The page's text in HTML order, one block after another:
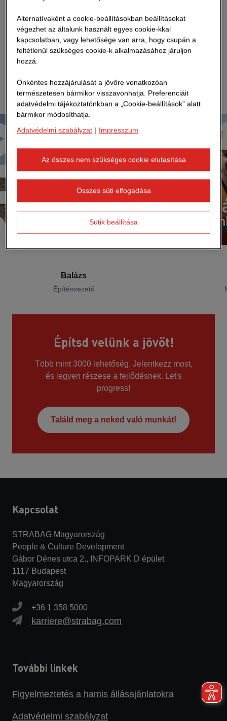
a csapatával, alvállalkozókkal, eligazítást tart, és
átbeszélik, hogy mit és hol építenek az adott
napon.
József, kőműves
József 2019 óta dolgozik a STRABAG-nál, a szerkezetépítő
csapatban, ahol a projekt elejétől a végéig, legyen az zsaluzás,
betonozás, felületek javítása, vagy akár a konténerbázisok
elköltöztetése.
Zsófia, szennyvíztechnológus
szennyvízelvezetés fejlesztése.
Alvállalkozók munkáját is koordinálja.
Balázs
Építésvezető
Építsd velünk a jövőt!
Több mint 3000 lehetőség. Jelentkezz most,
és legyen részese a fejlődésnek. Let's
progress!
Találd meg a neked való munkát!
Kapcsolat
STRABAG Magyarország
People & Culture Development
Gábor Dénes utca 2., INFOPARK D épület
1117 Budapest
Magyarország
+36 1 358 5000
karriere@strabag.com
További linkek
Figyelmeztetés a hamis állásajánlatokra
Adatvédelmi szabályzat
Alternatívaként a cookie-beállításokban beállításokat
végezhet az általunk használt egyes cookie-kkal
kapcsolatban, vagy lehetősége van arra, hogy csupán a
feltétlenül szükséges cookie-k alkalmazásához járuljon
hozzá.
Önkéntes hozzájárulását a jövőre vonatkozóan
természetesen bármikor visszavonhatja. Preferenciáit
adatvédelmi tájékoztatónkban a „Cookie-beállítások” alatt
bármikor módosíthatja.
Adatvédelmi szabályzat | Impresszum
Az összes nem szükséges cookie elutasítása
Összes süti elfogadása
Sütik beállítása